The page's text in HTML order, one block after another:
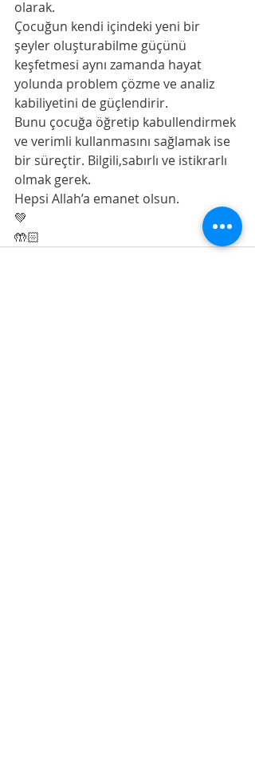
olarak.
Çocuğun kendi içindeki yeni bir
şeyler oluşturabilme güçünü
keşfetmesi aynı zamanda hayat
yolunda problem çözme ve analiz
kabiliyetini de güçlendirir.
Bunu çocuğa öğretip kabullendirmek
ve verimli kullanmasını sağlamak ise
bir süreçtir. Bilgili,sabırlı ve istikrarlı
olmak gerek.
Hepsi Allah’a emanet olsun.
💚
🤲🏻